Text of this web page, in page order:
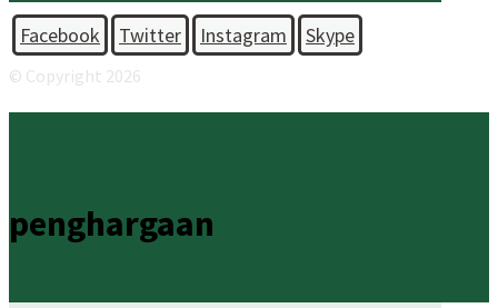
Facebook Twitter Instagram Skype
© Copyright 2026
penghargaan